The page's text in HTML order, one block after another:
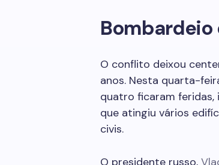
Bombardeio
O conflito deixou
anos. Nesta quarta-
quatro ficaram feridas,
que atingiu vários
civis.
O presidente russo,